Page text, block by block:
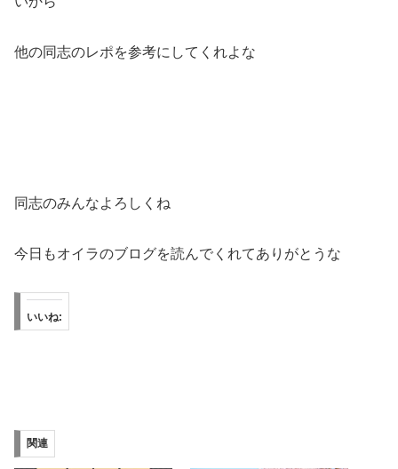
他の同志のレポを参考にしてくれよな
同志のみんなよろしくね
今日もオイラのブログを読んでくれてありがとうな
いいね:
関連